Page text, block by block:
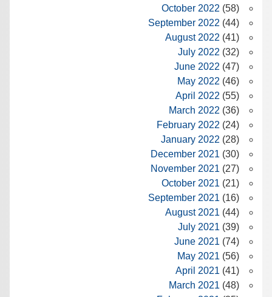
October 2022 (58)
September 2022 (44)
August 2022 (41)
July 2022 (32)
June 2022 (47)
May 2022 (46)
April 2022 (55)
March 2022 (36)
February 2022 (24)
January 2022 (28)
December 2021 (30)
November 2021 (27)
October 2021 (21)
September 2021 (16)
August 2021 (44)
July 2021 (39)
June 2021 (74)
May 2021 (56)
April 2021 (41)
March 2021 (48)